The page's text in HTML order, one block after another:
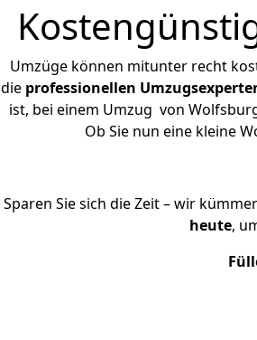
Umzüge können mitunter recht
die professionellen
ist, bei einem Umzug von
Ob Sie nun eine kleine
Sparen Sie sich die Zeit – wir
heute,